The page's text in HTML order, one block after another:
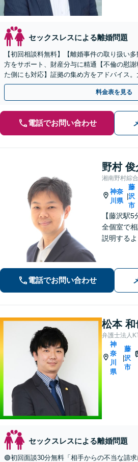
セックスレスによる離婚問題
【初回相談料無料】【離婚事件の取り扱い
方をサポート、財産分与に精通【不倫の慰
た側にも対応】証拠の集め方をアドバイス。
り。
料金表を見る
電話でお問い合わせ
野村 俊
湘南野村綜
神奈
川県
藤
沢
市
【藤沢駅
全個室で
説明する
般社団法
士」「AI
ビュー」
電話でお問い合わせ
松本 和
弁護士法人
神
奈
川
県
|
藤
沢
市
セックスレスによる離婚問題
🟢初回面談30分無料「相手からの不当な請